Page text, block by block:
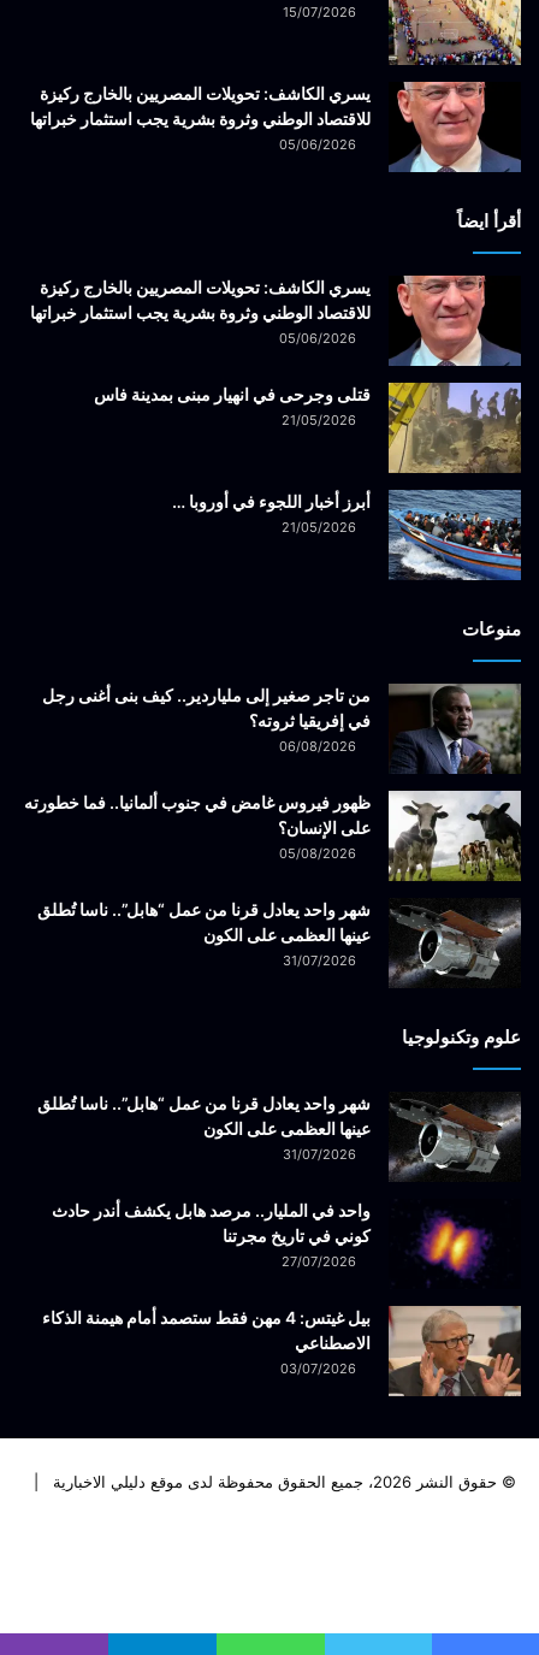
15/07/2026
يسري الكاشف: تحويلات المصريين بالخارج ركيزة
للاقتصاد الوطني وثروة بشرية يجب استثمار خبراتها
05/06/2026
أقرأ ايضاً
يسري الكاشف: تحويلات المصريين بالخارج ركيزة
للاقتصاد الوطني وثروة بشرية يجب استثمار خبراتها
05/06/2026
قتلى وجرحى في انهيار مبنى بمدينة فاس
21/05/2026
أبرز أخبار اللجوء في أوروبا …
21/05/2026
منوعات
من تاجر صغير إلى ملياردير.. كيف بنى أغنى رجل
في إفريقيا ثروته؟
06/08/2026
ظهور فيروس غامض في جنوب ألمانيا.. فما خطورته
على الإنسان؟
05/08/2026
شهر واحد يعادل قرنا من عمل “هابل”.. ناسا تُطلق
عينها العظمى على الكون
31/07/2026
علوم وتكنولوجيا
شهر واحد يعادل قرنا من عمل “هابل”.. ناسا تُطلق
عينها العظمى على الكون
31/07/2026
واحد في المليار.. مرصد هابل يكشف أندر حادث
كوني في تاريخ مجرتنا
27/07/2026
بيل غيتس: 4 مهن فقط ستصمد أمام هيمنة الذكاء
الاصطناعي
03/07/2026
© حقوق النشر 2026، جميع الحقوق محفوظة لدى موقع دليلي الاخبارية |